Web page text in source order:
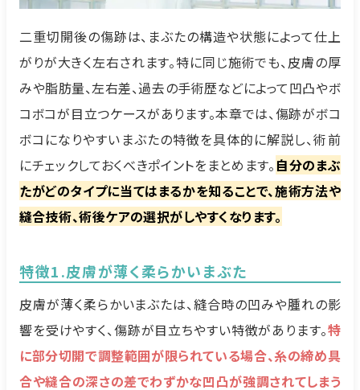
二重切開後の傷跡は、まぶたの構造や状態によって仕上
がりが大きく左右されます。特に同じ施術でも、皮膚の厚
みや脂肪量、左右差、過去の手術歴などによって凹凸やボ
コボコが目立つケースがあります。本章では、傷跡がボコ
ボコになりやすいまぶたの特徴を具体的に解説し、術前
にチェックしておくべきポイントをまとめます。 自分のまぶ
たがどのタイプに当てはまるかを知ることで、施術方法や
縫合技術、術後ケアの選択がしやすくなります。
特徴1.皮膚が薄く柔らかいまぶた
皮膚が薄く柔らかいまぶたは、縫合時の凹みや腫れの影
響を受けやすく、傷跡が目立ちやすい特徴があります。特
に部分切開で調整範囲が限られている場合、糸の締め具
合や縫合の深さの差でわずかな凹凸が強調されてしまう